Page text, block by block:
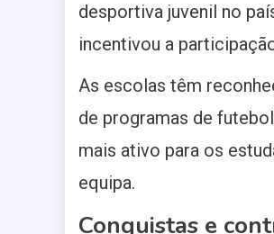
desportiva juvenil no
incentivou a
As escolas têm
de programas de
mais ativo para os
equipa.
Conquistas e